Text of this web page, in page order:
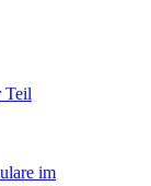
Teil
im